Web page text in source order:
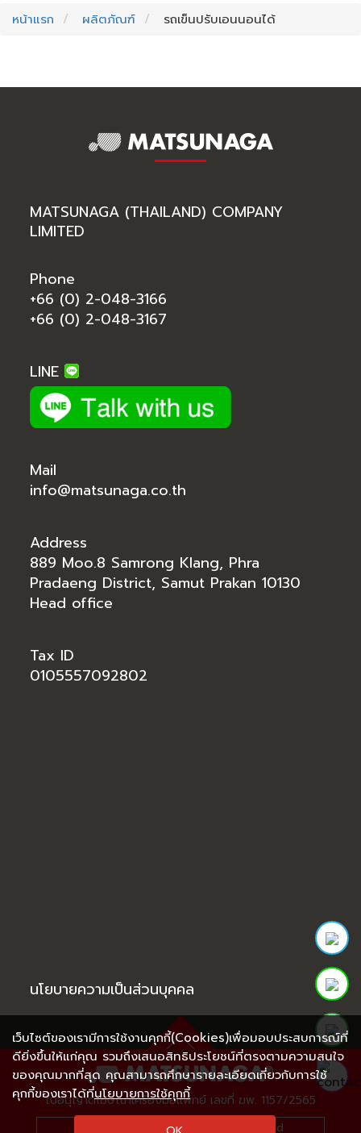
เว็บไซต์ของเรามีการใช้งานคุกกี้(Cookies)เพื่อมอบประสบการณ์ที่
ดียิ่งขึ้นให้แก่คุณ รวมถึงเสนอสิทธิประโยชน์ที่ตรงตามความสนใจ
ของคุณมากที่สุด คุณสามารถศึกษารายละเอียดเกี่ยวกับการใช้
คุกกี้ของเราได้ที่นโยบายการใช้คุกกี้
หน้าแรก ผลิตภัณฑ์ รถเข็นปรับเอนนอนได้
MATSUNAGA (THAILAND) COMPANY
LIMITED
Phone
+66 (0) 2-048-3166
+66 (0) 2-048-3167
LINE
Mail
info@matsunaga.co.th
Address
889 Moo.8 Samrong Klang, Phra
Pradaeng District, Samut Prakan 10130
Head office
Tax ID
0105557092802
นโยบายความเป็นส่วนบุคคล
ใบอนุญาตโฆษณาเครื่องมือแพทย์ เลขที่ ฆพ. 1157/2565
Caution:Notices the warning label and